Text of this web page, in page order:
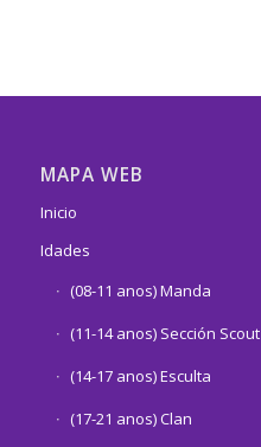
MAPA WEB
Inicio
Idades
(08-11 anos) Manda
(11-14 anos) Sección Scout
(14-17 anos) Esculta
(17-21 anos) Clan